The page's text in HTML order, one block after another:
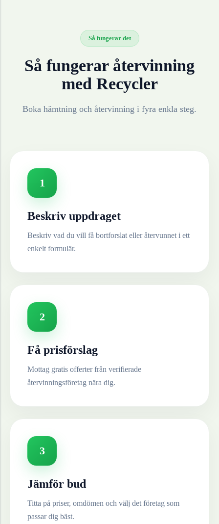
Så fungerar det
Så fungerar återvinning
med Recycler
Boka hämtning och återvinning i fyra enkla steg.
1
Beskriv uppdraget
Beskriv vad du vill få bortforslat eller återvunnet i ett
enkelt formulär.
2
Få prisförslag
Mottag gratis offerter från verifierade
återvinningsföretag nära dig.
3
Jämför bud
Titta på priser, omdömen och välj det företag som
passar dig bäst.